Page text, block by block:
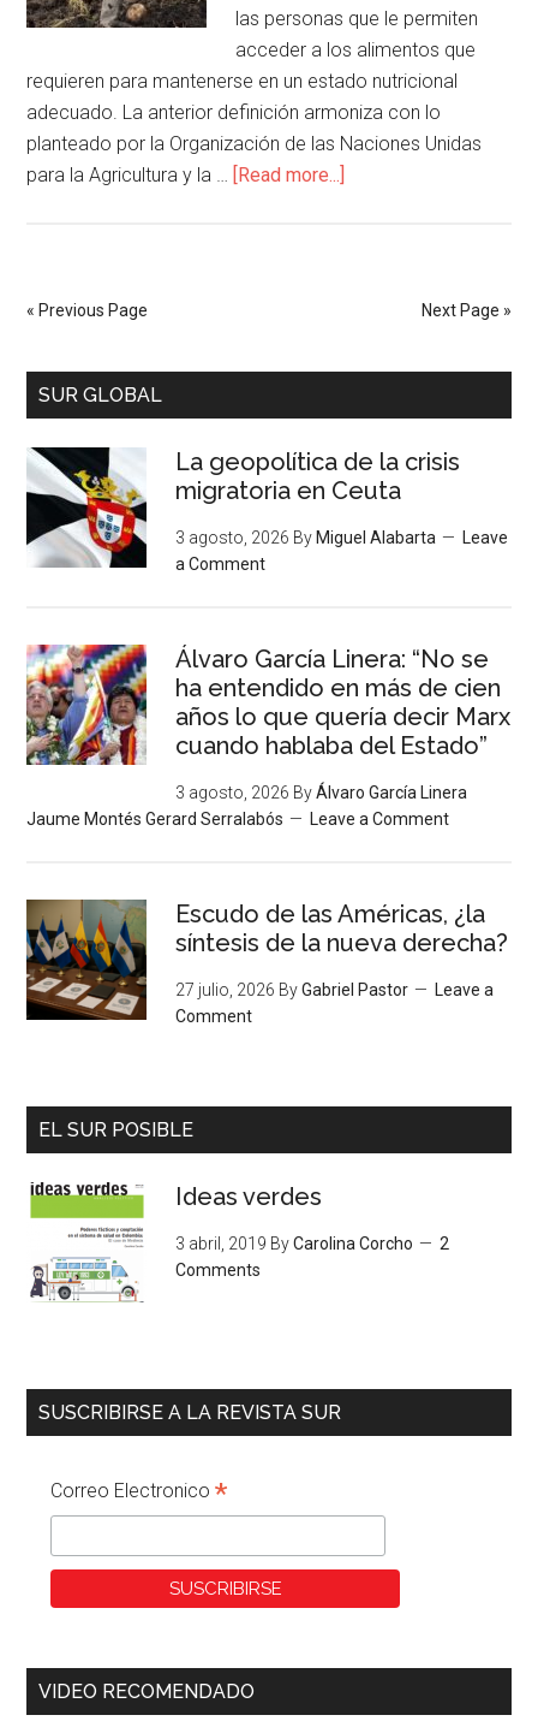
las personas que le permiten
acceder a los alimentos que
requieren para mantenerse en un estado nutricional
adecuado. La anterior definición armoniza con lo
planteado por la Organización de las Naciones Unidas
para la Agricultura y la … [Read more...]
« Previous Page Next Page »
SUR GLOBAL
La geopolítica de la crisis
migratoria en Ceuta
3 agosto, 2026 By Miguel Alabarta
Leave
a Comment
Álvaro García Linera: “No se
ha entendido en más de cien
años lo que quería decir Marx
cuando hablaba del Estado”
3 agosto, 2026 ByÁlvaro García Linera
Jaume Montés Gerard Serralabós
Leave a Comment
Escudo de las Américas, ¿la
síntesis de la nueva derecha?
27 julio, 2026 ByGabriel Pastor
Leave a
Comment
EL SUR POSIBLE
Ideas verdes
3 abril, 2019 ByCarolina Corcho
2
Comments
SUSCRIBIRSE A LA REVISTA SUR
Correo Electronico*
VIDEO RECOMENDADO